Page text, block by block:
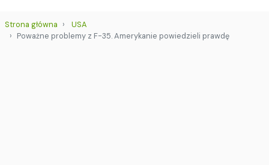
Strona główna
USA
Poważne problemy z F-35. Amerykanie powiedzieli prawdę